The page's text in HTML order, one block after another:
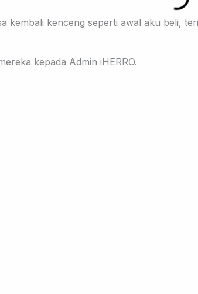
kembali kenceng seperti awal aku beli,
kepada Admin iHERRO.